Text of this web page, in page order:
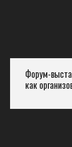
Форум-
как